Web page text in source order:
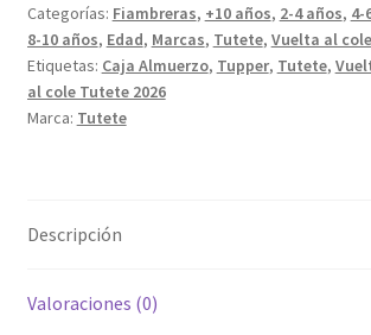
cantidad
Categorías: Fiambreras, +10 años, 2-4 años, 4-
8-10 años, Edad, Marcas, Tutete, Vuelta al cole
Etiquetas: Caja Almuerzo, Tupper, Tutete,
al cole Tutete 2026
Marca: Tutete
Descripción
Valoraciones (0)